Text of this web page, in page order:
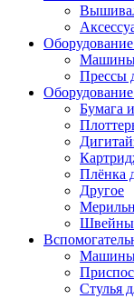
Машины
Прессы
Оборудование
Бумага
Плёнка
Другое
Машины
Стулья